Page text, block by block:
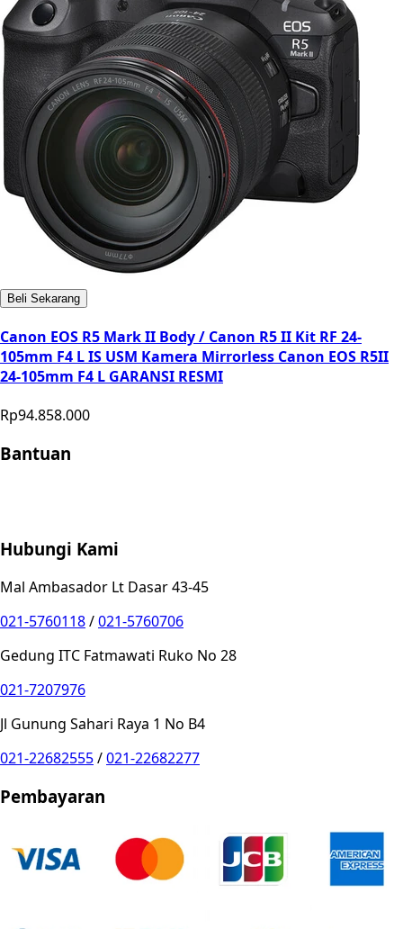
Beli Sekarang
Canon EOS R5 Mark II Body / Canon R5 II Kit RF 24-
105mm F4 L IS USM Kamera Mirrorless Canon EOS R5II
24-105mm F4 L GARANSI RESMI
Rp94.858.000
Bantuan
Hubungi Kami
Mal Ambasador Lt Dasar 43-45
021-5760118/021-5760706
Gedung ITC Fatmawati Ruko No 28
021-7207976
Jl Gunung Sahari Raya 1 No B4
021-22682555/021-22682277
Pembayaran